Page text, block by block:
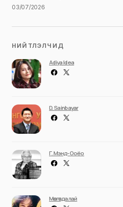
03/07/2026
НИЙТЛЭЛЧИД
Adiya Idea
D. Sainbayar
Г. Мэнд-Ооёо
Мөнгөндалай